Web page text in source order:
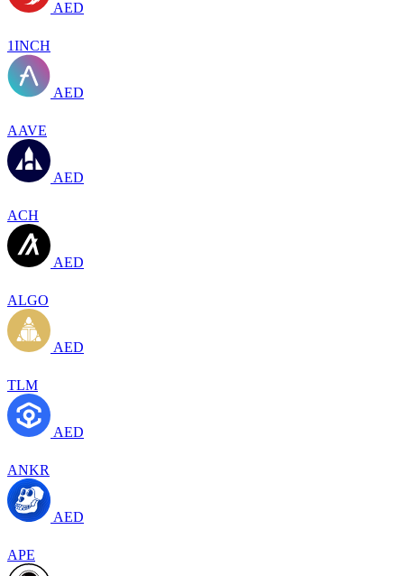
AED
1INCH
AED
AAVE
AED
ACH
AED
ALGO
AED
TLM
AED
ANKR
AED
APE